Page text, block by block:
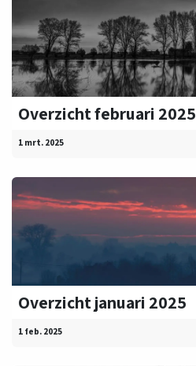
Overzicht februari 2025
1 mrt. 2025
Overzicht januari 2025
1 feb. 2025